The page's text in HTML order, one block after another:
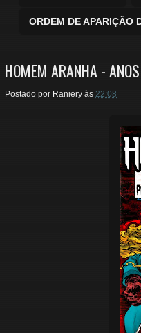
ORDEM DE APARIÇÃO
HOMEM ARANHA -
Postado por Raniery às 22:08